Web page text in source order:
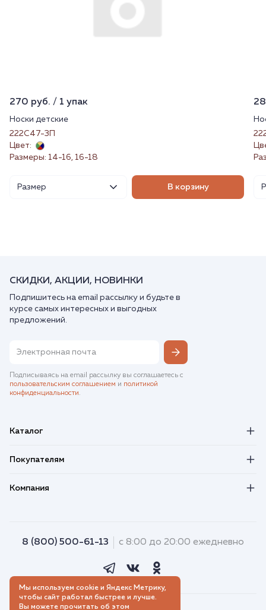
270 руб. / 1 упак
Носки детские
222С47-3П
Цвет:
Размеры: 14-16, 16-18
Размер В корзину
СКИДКИ, АКЦИИ, НОВИНКИ
Подпишитесь на email рассылку и будьте в
курсе самых интересных и выгодных
предложений.
Подписываясь на email рассылку вы соглашаетесь с
пользовательским соглашением и политикой
конфиденциальности.
Каталог
Покупателям
Компания
8 (800) 500-61-13 с 8:00 до 20:00 ежедневно
Мы используем cookie и Яндекс Метрику,
чтобы сайт работал быстрее и лучше.
Вы можете прочитать об этом